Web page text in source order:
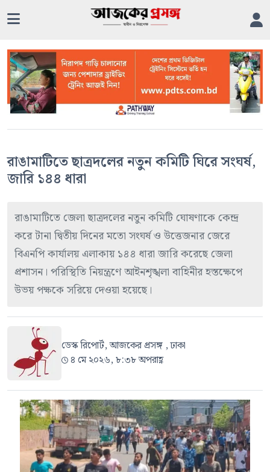
রাঙামাটিতে ছাত্রদলের নতুন কমিটি ঘিরে সংঘর্ষ,
জারি ১৪৪ ধারা
রাঙামাটিতে জেলা ছাত্রদলের নতুন কমিটি ঘোষণাকে কেন্দ্র
করে টানা দ্বিতীয় দিনের মতো সংঘর্ষ ও উত্তেজনার জেরে
বিএনপি কার্যালয় এলাকায় ১৪৪ ধারা জারি করেছে জেলা
প্রশাসন। পরিস্থিতি নিয়ন্ত্রণে আইনশৃঙ্খলা বাহিনীর হস্তক্ষেপে
উভয় পক্ষকে সরিয়ে দেওয়া হয়েছে।
ডেস্ক রিপোর্ট, আজকের প্রসঙ্গ , ঢাকা
৪ মে ২০২৬, ৮:৩৮ অপরাহ্ণ